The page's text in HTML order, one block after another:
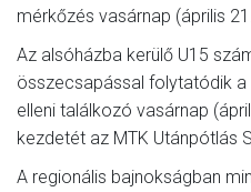
mérkőzés vasárnap (április
Az alsóházba kerülő U15
összecsapással folytatódik
elleni találkozó vasárnap
kezdetét az MTK Utánpótlás
A regionális bajnokságban